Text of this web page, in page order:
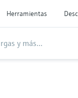
Herramientas